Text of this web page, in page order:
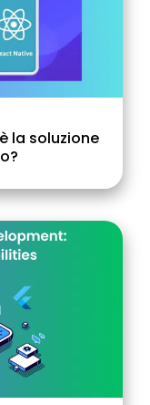
la soluzione